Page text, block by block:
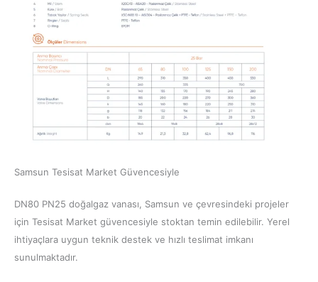
Samsun Tesisat Market Güvencesiyle
DN80 PN25 doğalgaz vanası, Samsun ve çevresindeki projeler
için Tesisat Market güvencesiyle stoktan temin edilebilir. Yerel
ihtiyaçlara uygun teknik destek ve hızlı teslimat imkanı
sunulmaktadır.